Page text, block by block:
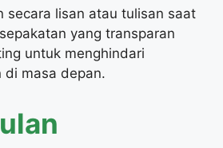
secara lisan atau tulisan saat
yang transparan
untuk menghindari
di masa depan.